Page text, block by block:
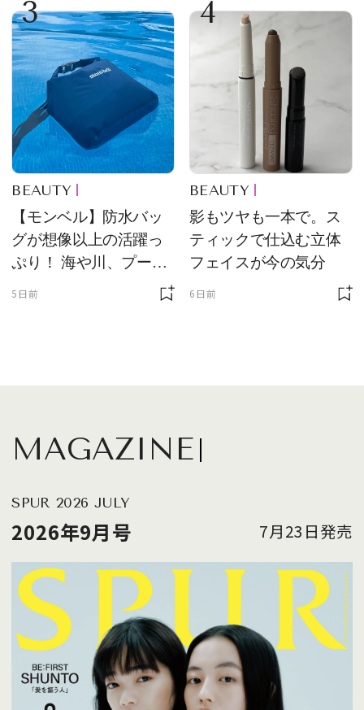
3
BEAUTY
【モンベル】防水バッ
グが想像以上の活躍っ
ぷり！ 海や川、プール
5日前
4
BEAUTY
影もツヤも一本で。ス
ティックで仕込む立体
フェイスが今の気分
6日前
MAGAZINE
SPUR 2026 JULY
2026年9月号 7月23日発売